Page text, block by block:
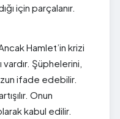
için parçalanır.
Hamlet’in krizi
Şüphelerini,
ifade edebilir.
Onun
kabul edilir.